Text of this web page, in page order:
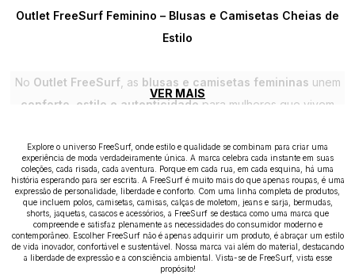
Outlet FreeSurf Feminino – Blusas e Camisetas Cheias de
Estilo
No Outlet FreeSurf, as blusas e camisetas femininas unem
conforto, estilo e autenticidade para mulheres que vivem
exclusivas e tecidos de alta qualidade, cada peça reflete o
espírito surfwear e urbano da marca, ideal para o dia a dia,
rolês na cidade ou momentos de lazer na praia.
Asblusas e camisetas FreeSurfoferecem caimento
perfeito, toque macio e durabilidade , garantindo conforto
sem abrir mão do estilo. Aproveite os descontos exclusivos
VER MAIS
Explore o universo FreeSurf, onde estilo e qualidade se combinam para criar uma
experiência de moda verdadeiramente única. A marca celebra cada instante em suas
coleções, cada risada, cada aventura. Porque em cada rua, em cada esquina, há uma
história esperando para ser escrita. A FreeSurf é muito mais do que apenas roupas, é uma
expressão de personalidade, liberdade e conforto. Com uma linha completa de produtos,
que incluem polos, camisetas, camisas, calças de moletom, jeans e sarja, bermudas,
shorts, jaquetas, casacos e acessórios, a FreeSurf se destaca como uma marca que
compreende e satisfaz plenamente as necessidades do consumidor moderno e
contemporâneo. Escolher FreeSurf não é apenas adquirir um produto, é abraçar um estilo
de vida inovador, confortável e sustentável. Nossa marca vai além do material, destacando
a liberdade de expressão e a consciência ambiental. Vista-se de FreeSurf, vista esse
propósito!